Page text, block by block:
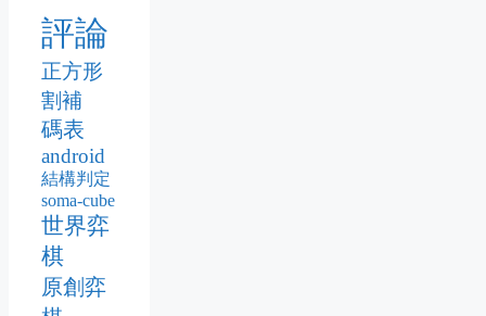
評論
正方形
割補
碼表
android
結構判定
soma-cube
世界弈
棋
原創弈